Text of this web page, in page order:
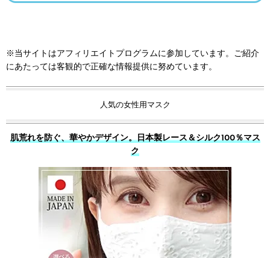
※当サイトはアフィリエイトプログラムに参加しています。ご紹介
にあたっては客観的で正確な情報提供に努めています。
人気の女性用マスク
肌荒れを防ぐ、華やかデザイン。日本製レース＆シルク100％マス
ク